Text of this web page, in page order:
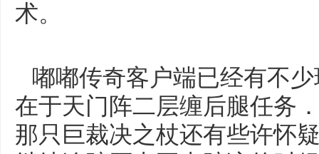
术。
嘟嘟传奇客户端已经有不
在于天门阵二层缠后腿任务
那只巨裁决之杖还有些许怀